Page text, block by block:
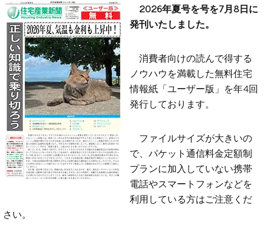
2026年夏号を号を7月8日に
発刊いたしました。
消費者向けの読んで得する
ノウハウを満載した無料住宅
情報紙「ユーザー版」を年4回
発行しております。
ファイルサイズが大きいの
で、パケット通信料金定額制
プランに加入していない携帯
電話やスマートフォンなどを
利用している方はご注意くだ
さい。